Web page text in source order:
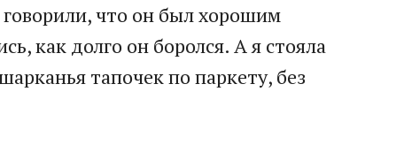
что он был хорошим
как долго он боролся. А я стояла
тапочек по паркету, без